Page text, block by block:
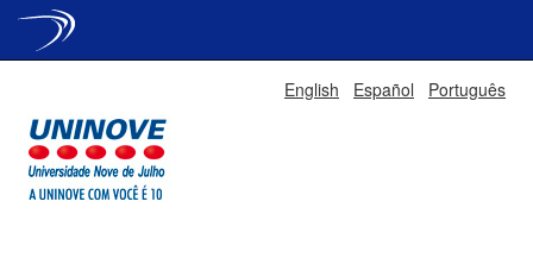
English Español Português